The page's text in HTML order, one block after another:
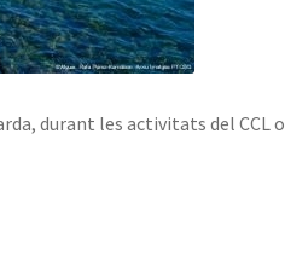
durant les activitats del CCL o